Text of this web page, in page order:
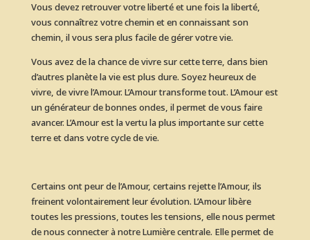
Vous devez retrouver votre liberté et une fois la liberté,
vous connaîtrez votre chemin et en connaissant son
chemin, il vous sera plus facile de gérer votre vie.
Vous avez de la chance de vivre sur cette terre, dans bien
d’autres planète la vie est plus dure. Soyez heureux de
vivre, de vivre l’Amour. L’Amour transforme tout. L’Amour est
un générateur de bonnes ondes, il permet de vous faire
avancer. L’Amour est la vertu la plus importante sur cette
terre et dans votre cycle de vie.
Certains ont peur de l’Amour, certains rejette l’Amour, ils
freinent volontairement leur évolution. L’Amour libère
toutes les pressions, toutes les tensions, elle nous permet
de nous connecter à notre Lumière centrale. Elle permet de